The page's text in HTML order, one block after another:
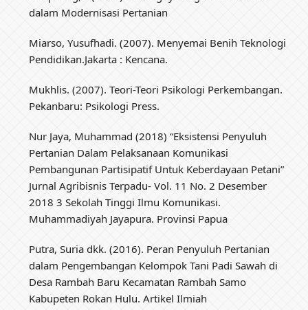
dalam Modernisasi Pertanian
Miarso, Yusufhadi. (2007). Menyemai Benih Teknologi
Pendidikan.Jakarta : Kencana.
Mukhlis. (2007). Teori-Teori Psikologi Perkembangan.
Pekanbaru: Psikologi Press.
Nur Jaya, Muhammad (2018) “Eksistensi Penyuluh
Pertanian Dalam Pelaksanaan Komunikasi
Pembangunan Partisipatif Untuk Keberdayaan Petani”
Jurnal Agribisnis Terpadu- Vol. 11 No. 2 Desember
2018 3 Sekolah Tinggi Ilmu Komunikasi.
Muhammadiyah Jayapura. Provinsi Papua
Putra, Suria dkk. (2016). Peran Penyuluh Pertanian
dalam Pengembangan Kelompok Tani Padi Sawah di
Desa Rambah Baru Kecamatan Rambah Samo
Kabupeten Rokan Hulu. Artikel Ilmiah